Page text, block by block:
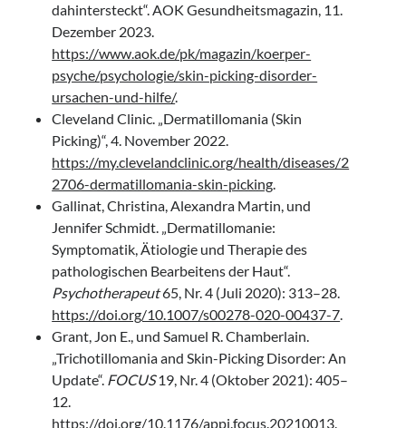
dahintersteckt“. AOK Gesundheitsmagazin, 11.
Dezember 2023.
https://www.aok.de/pk/magazin/koerper-
psyche/psychologie/skin-picking-disorder-
ursachen-und-hilfe/.
Cleveland Clinic. „Dermatillomania (Skin
Picking)“, 4. November 2022.
https://my.clevelandclinic.org/health/diseases/2
2706-dermatillomania-skin-picking.
Gallinat, Christina, Alexandra Martin, und
Jennifer Schmidt. „Dermatillomanie:
Symptomatik, Ätiologie und Therapie des
pathologischen Bearbeitens der Haut“.
Psychotherapeut65, Nr. 4 (Juli 2020): 313–28.
https://doi.org/10.1007/s00278-020-00437-7.
Grant, Jon E., und Samuel R. Chamberlain.
„Trichotillomania and Skin-Picking Disorder: An
Update“. FOCUS19, Nr. 4 (Oktober 2021): 405–
12.
https://doi.org/10.1176/appi.focus.20210013.